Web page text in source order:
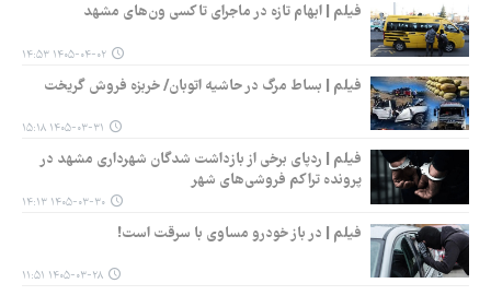
فیلم | ابهام تازه در ماجرای تاکسی ون‌های مشهد
۱۴۰۵-۰۴-۰۲ ۱۴:۵۳
فیلم | بساط مرگ در حاشیه اتوبان/ خربزه فروش گریخت
۱۴۰۵-۰۳-۳۱ ۱۵:۱۸
فیلم | ردپای برخی از بازداشت شدگان شهرداری مشهد در
پرونده تراکم فروشی‌های شهر
۱۴۰۵-۰۳-۳۰ ۱۴:۱۳
فیلم | در باز خودرو مساوی با سرقت است!
۱۴۰۵-۰۳-۲۸ ۱۱:۵۱